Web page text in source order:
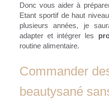
Donc vous aider à
Etant sportif de haut
plusieurs années, je
adapter et intégrer les
routine alimentaire.
Commander
beautysané